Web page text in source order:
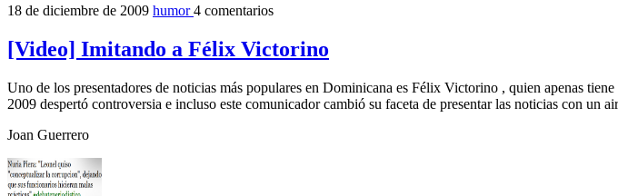
18 de diciembre de 2009 humor4 comentarios
[Video] Imitando a Félix Victorino
Uno de los presentadores de noticias más populares en Dominicana es Félix Victorino , quien apenas
2009 despertó controversia e incluso este comunicador cambió su faceta de presentar las noticias con un
Joan Guerrero